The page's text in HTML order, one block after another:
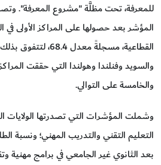
للمعرفة، تحت مظلَّة "مشروع المعرفة".
المؤشر بعد حصولها على المراكز الأولى
القطاعية، مسجلةً
والسويد وفنلندا وهولندا التي حققت المراكز
والخامسة على التوالي.
وشملت المؤشرات التي تصدرتها الولايات
التعليم التقني والتدريب المهني؛ ونسبة
بعد الثانوي غير الجامعي في برامج مهنية